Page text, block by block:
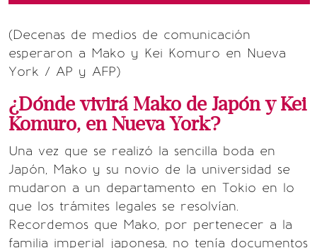
(Decenas de medios de comunicación
esperaron a Mako y Kei Komuro en Nueva
York / AP y AFP)
¿Dónde vivirá Mako de Japón y Kei
Komuro, en Nueva York?
Una vez que se realizó la sencilla boda en
Japón, Mako y su novio de la universidad se
mudaron a un departamento en Tokio en lo
que los trámites legales se resolvían.
Recordemos que Mako, por pertenecer a la
familia imperial japonesa, no tenía documentos